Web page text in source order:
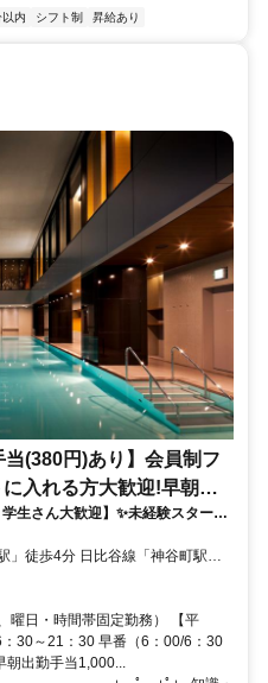
アルバイトから副店長・店長を目
い。
内 シフト制 昇給あり
当(380円)あり】会員制フ
入れる方大歓迎!早朝の
円✨/未経験OK!
生さん大歓迎】✨未経験スタート
～・週2日～勤務OK！時給1,300
り ◎
曜日・時間帯固定勤務） 【平
30～21：30 早番（6：00/6：30
朝出勤手当1,000...